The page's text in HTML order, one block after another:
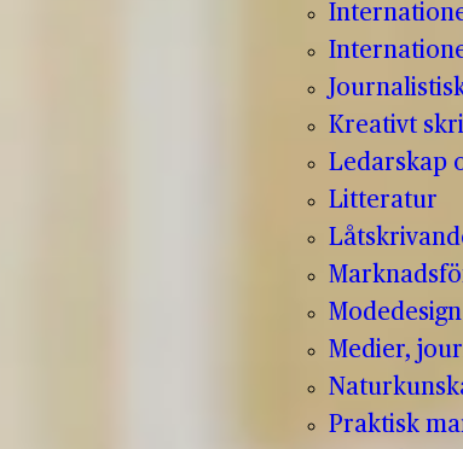
Kreativt
Ledarskap
Litteratur
Medier,
Praktisk